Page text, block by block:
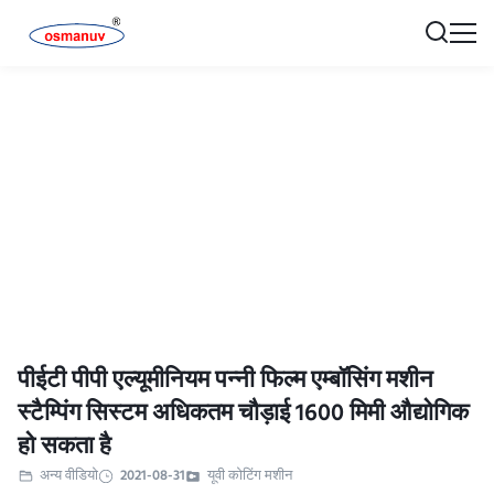
पीईटी पीपी एल्यूमीनियम पन्नी फिल्म एम्बॉसिंग मशीन
स्टैम्पिंग सिस्टम अधिकतम चौड़ाई 1600 मिमी औद्योगिक
हो सकता है
अन्य वीडियो 2021-08-31 यूवी कोटिंग मशीन